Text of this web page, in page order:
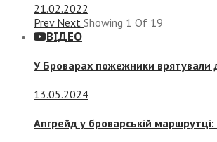
21.02.2022
Prev Next Showing 1 Of 19
ВІДЕО
У Броварах пожежники врятували
13.05.2024
Апгрейд у броварській маршрутці: